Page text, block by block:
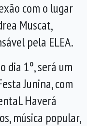
com o lugar
Muscat,
pela ELEA.
dia 1º, será um
Junina, com
Haverá
música popular,